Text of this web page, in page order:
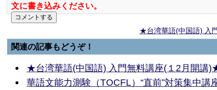
文に書き込みください。
★台湾華語(中国語) 入
関連の記事もどうぞ！
★台湾華語(中国語) 入門無料講座(１2月開講
華語文能力測験（TOCFL）“直前”対策集中講